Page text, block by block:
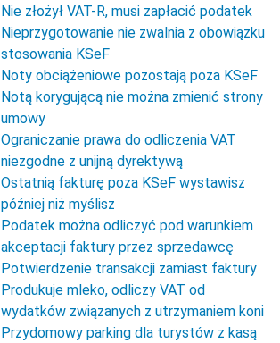
Nie złożył VAT-R, musi zapłacić podatek
Nieprzygotowanie nie zwalnia z obowiązku
stosowania KSeF
Noty obciążeniowe pozostają poza KSeF
Notą korygującą nie można zmienić strony
umowy
Ograniczanie prawa do odliczenia VAT
niezgodne z unijną dyrektywą
Ostatnią fakturę poza KSeF wystawisz
później niż myślisz
Podatek można odliczyć pod warunkiem
akceptacji faktury przez sprzedawcę
Potwierdzenie transakcji zamiast faktury
Produkuje mleko, odliczy VAT od
wydatków związanych z utrzymaniem koni
Przydomowy parking dla turystów z kasą